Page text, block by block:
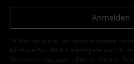
Anmelden
*4 Wochen gültig. Nur online einlösbar.
kombinierbar. Nach Codeeingabe wird dir
Warenkorb abgezogen. Bücher, Medien,